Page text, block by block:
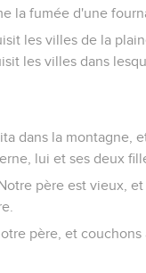
la fumée d'une
les villes de la
les villes dans
dans la montagne,
lui et ses deux
père est vieux,
père, et